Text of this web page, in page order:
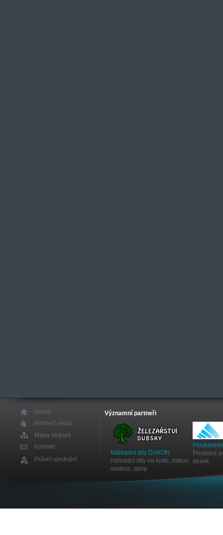
Domů
Partneři webu
Mapa stránek
Kontakt
Právní ujednání
Významní partneři
Náhradní díly DAKON
náhradní díly na kotle, dakon,
viadrus, opop
Prodejce
desek